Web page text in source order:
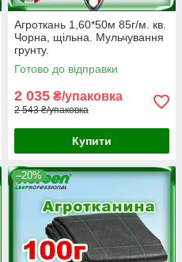
Агроткань 1,60*50м 85г/м. кв.
Чорна, щільна. Мульчування
грунту.
Готово до відправки
2 035 ₴/упаковка
2 543 ₴/упаковка
Купити
–20%